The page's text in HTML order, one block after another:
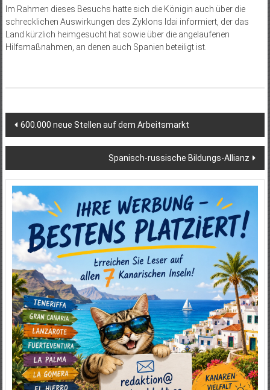
Im Rahmen dieses Besuchs hatte sich die Königin auch über die
schrecklichen Auswirkungen des Zyklons Idai informiert, der das
Land kürzlich heimgesucht hat sowie über die angelaufenen
Hilfsmaßnahmen, an denen auch Spanien beteiligt ist.
Beitragsnavigation
600.000 neue Stellen auf dem Arbeitsmarkt
Spanisch-russische Bildungs-Allianz